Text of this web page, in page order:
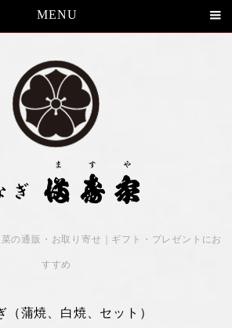
MENU
の通販・お取り寄せ｜ギフト・プレゼントにお
すすめ
（蒲焼、白焼、セット）